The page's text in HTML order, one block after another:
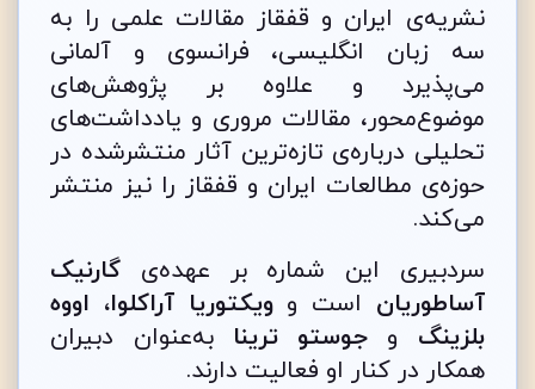
نشریه‌ی ایران و قفقاز مقالات علمی را به
سه زبان انگلیسی، فرانسوی و آلمانی
می‌پذیرد و علاوه بر پژوهش‌های
موضوع‌محور، مقالات مروری و یادداشت‌های
تحلیلی درباره‌ی تازه‌ترین آثار منتشرشده در
حوزه‌ی مطالعات ایران و قفقاز را نیز منتشر
می‌کند.
سردبیری این شماره بر عهده‌ی گارنیک
آساطوریان است وویکتوریا آراکلوا، اووه
بلزینگ و جوستو ترینا به‌عنوان دبیران
همکار در کنار او فعالیت دارند.